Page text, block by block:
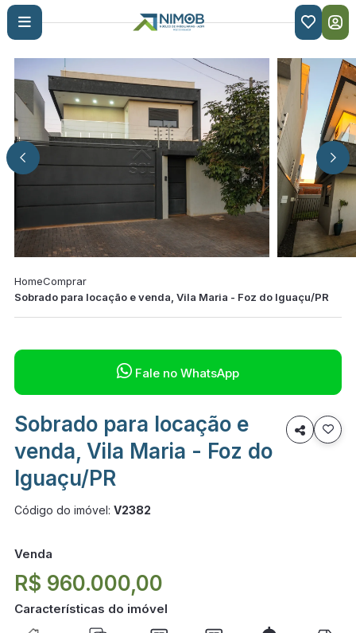

HomeComprar
Sobrado para locação e venda, Vila Maria - Foz do Iguaçu/PR
 Fale no WhatsApp
Sobrado para locação e
venda, Vila Maria - Foz do
Iguaçu/PR

Código do imóvel: V2382
Venda
R$ 960.000,00
Características do imóvel